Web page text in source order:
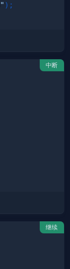
) ;
中断
继续